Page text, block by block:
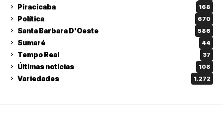
Piracicaba 168
Política 670
Santa Barbara D'Oeste 586
Sumaré 44
Tempo Real 37
Últimas notícias 108
Variedades 1.272